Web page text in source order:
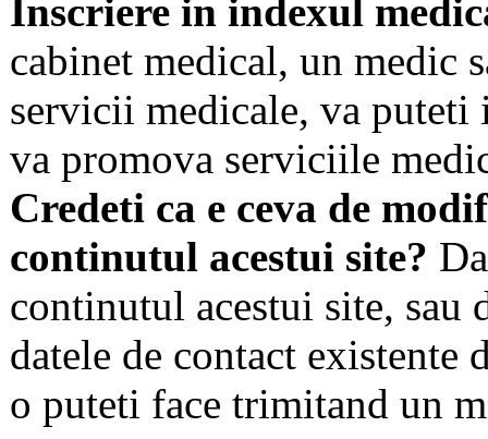
Inscriere in indexul
cabinet medical, un medic
servicii medicale, va puteti
va promova serviciile
Credeti ca e ceva de
continutul acestui site?
continutul acestui site, sau
datele de contact existente
o puteti face trimitand un